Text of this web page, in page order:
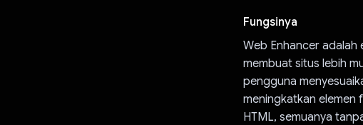
Fungsinya
Web Enhancer
membuat situs lebih
pengguna
meningkatkan elemen
HTML, semuanya